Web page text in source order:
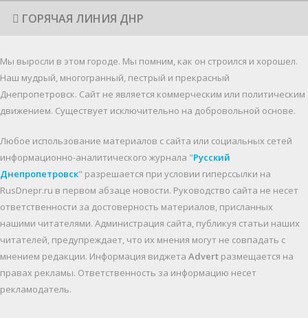
ГОРЯЧАЯ ЛИНИЯ ДНР
Мы выросли в этом городе. Мы помним, как он строился и хорошел.
Наш мудрый, многогранный, пестрый и прекрасный
Днепропетровск. Cайт не является коммерческим или политическим
движением. Существует исключительно на добровольной основе.
Любое использование материалов c сайта или социальных сетей
информационно-аналитического журнала "Русский
Днепропетровск" разрешается при условии гиперссылки на
RusDnepr.ru в первом абзаце новости. Руководство сайта не несет
ответственности за достоверность материалов, присланных
нашими читателями. Администрация сайта, публикуя статьи наших
читателей, предупреждает, что их мнения могут не совпадать с
мнением редакции. Информация виджета Advert размещается на
правах рекламы. Ответственность за информацию несет
рекламодатель.